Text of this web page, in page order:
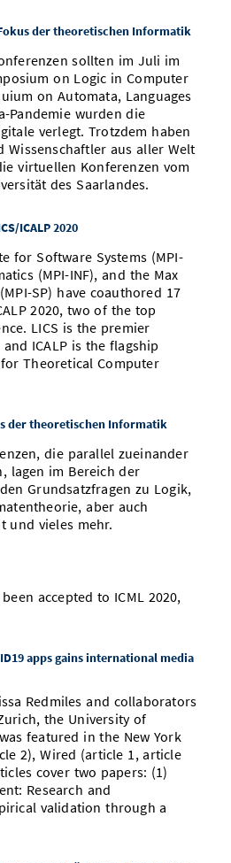
der theoretischen Informatik
sollten im Juli im
on Logic in Computer
on Automata, Languages
Pandemie wurden die
verlegt. Trotzdem haben
Wissenschaftler aus aller Welt
virtuellen Konferenzen vom
des Saarlandes.
ICALP 2020
for Software Systems (MPI-
(MPI-INF), and the Max
SP) have coauthored 17
2020, two of the top
LICS is the premier
ICALP is the flagship
Theoretical Computer
der theoretischen Informatik
die parallel zueinander
lagen im Bereich der
Grundsatzfragen zu Logik,
aber auch
und vieles mehr.
accepted to ICML 2020,
apps gains international media
Redmiles and collaborators
the University of
featured in the New York
2), Wired (article 1, article
cover two papers: (1)
Research and
validation through a